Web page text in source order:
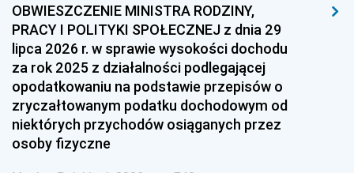
OBWIESZCZENIE MINISTRA RODZINY,
PRACY I POLITYKI SPOŁECZNEJ z dnia 29
lipca 2026 r. w sprawie wysokości dochodu
za rok 2025 z działalności podlegającej
opodatkowaniu na podstawie przepisów o
zryczałtowanym podatku dochodowym od
niektórych przychodów osiąganych przez
osoby fizyczne